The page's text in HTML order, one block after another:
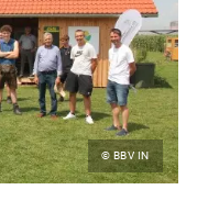
© BBV IN